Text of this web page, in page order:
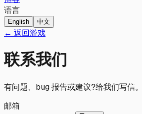
语言
English 中文
← 返回游戏
联系我们
有问题、bug 报告或建议?给我们写信。
邮箱